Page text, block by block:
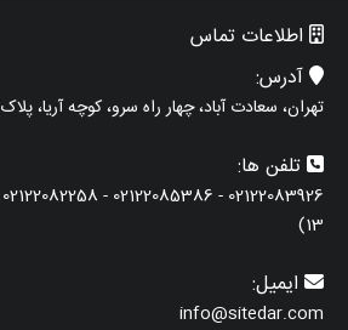
اطلاعات تماس
آدرس:
تهران، سعادت آباد، چهار راه سرو، کوچه آریا، پلاک 4، طبقه 4، واحد 7
تلفن ها:
13)
ایمیل:
info@sitedar.com